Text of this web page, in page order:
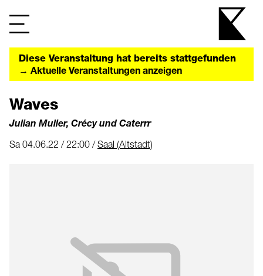
Diese Veranstaltung hat bereits stattgefunden
→ Aktuelle Veranstaltungen anzeigen
Waves
Julian Muller, Crécy und Caterrr
Sa 04.06.22 / 22:00 /Saal (Altstadt)